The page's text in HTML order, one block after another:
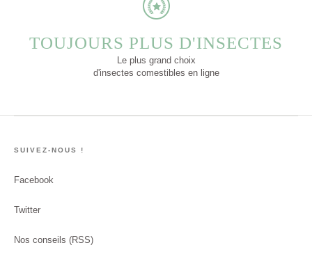
TOUJOURS PLUS D'INSECTES
Le plus grand choix
d'insectes comestibles en ligne
SUIVEZ-NOUS !
Facebook
Twitter
Nos conseils (RSS)